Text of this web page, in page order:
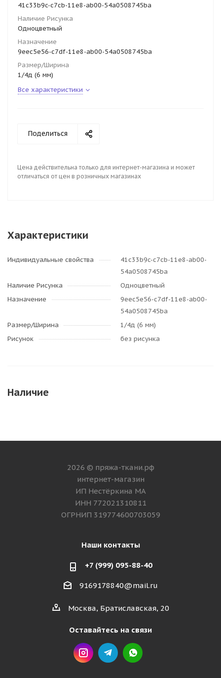
41c33b9c-c7cb-11e8-ab00-54a0508745ba
Наличие Рисунка
Одноцветный
Назначение
9eec5e56-c7df-11e8-ab00-54a0508745ba
Размер/Ширина
1/4д (6 мм)
Все характеристики
Поделиться
Цена действительна только для интернет-магазина и может
отличаться от цен в розничных магазинах
Характеристики
Индивидуальные свойства
41c33b9c-c7cb-11e8-ab00-
54a0508745ba
Наличие Рисунка
Одноцветный
Назначение
9eec5e56-c7df-11e8-ab00-
54a0508745ba
Размер/Ширина
1/4д (6 мм)
Рисунок
без рисунка
Наличие
2026 © пряжа-ткани.рф
интернет-магазин
ИП Нестёркина МА
ИНН 772021310811
ОГРНИП 319774600703059
Наши контакты
+7 (999) 095-88-40
9169178840@mail.ru
Москва, Братиславская, 20
Оставайтесь на связи